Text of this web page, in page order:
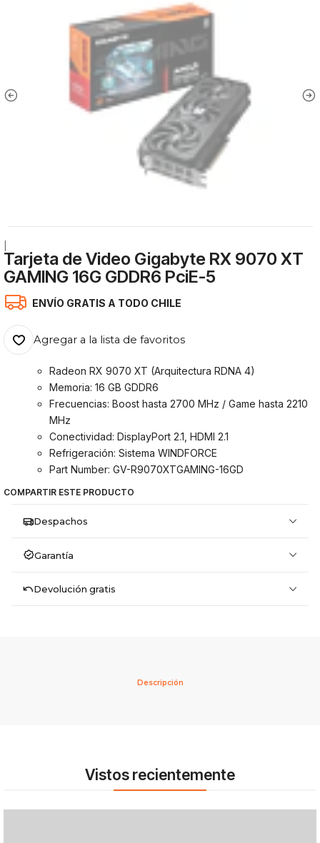
Tarjeta de Video Gigabyte RX 9070 XT
GAMING 16G GDDR6 PciE-5
ENVÍO GRATIS A TODO CHILE
Agregar a la lista de favoritos
Radeon RX 9070 XT (Arquitectura RDNA 4)
Memoria: 16 GB GDDR6
Frecuencias: Boost hasta 2700 MHz / Game hasta 2210
MHz
Conectividad: DisplayPort 2.1, HDMI 2.1
Refrigeración: Sistema WINDFORCE
Part Number: GV-R9070XTGAMING-16GD
COMPARTIR ESTE PRODUCTO
Despachos
Garantía
Devolución gratis
Descripción
Vistos recientemente